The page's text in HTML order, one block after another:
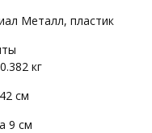
Металл, пластик
кг
см
9 см